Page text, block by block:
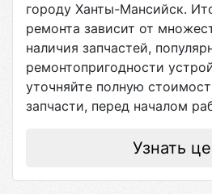
городу Ханты-Мансийск.
ремонта зависит от
наличия запчастей,
ремонтопригодности
уточняйте полную
запчасти, перед началом
Узнать